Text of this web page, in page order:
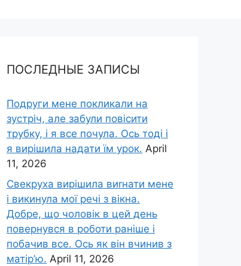
ПОСЛЕДНЫЕ ЗАПИСЫ
Подруги мене покликали на
зустріч, але забули повісити
трубку, і я все почула. Ось тоді і
я вирішила надати їм урок. April
11, 2026
Свекруха вирішила виrнати мене
і викинула мої речі з вікна.
Добре, що чоловік в цей день
повернувся в роботи раніше і
побачив все. Ось як він вчинив з
матір’ю. April 11, 2026